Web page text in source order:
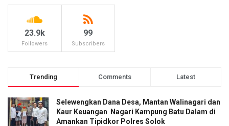
23.9k
Followers
99
Subscribers
Trending Comments Latest
Selewengkan Dana Desa, Mantan Walinagari dan
Kaur Keuangan Nagari Kampung Batu Dalam di
Amankan Tipidkor Polres Solok